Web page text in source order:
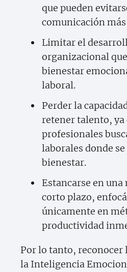
que pueden
comunicación
Limitar el
organizacional
bienestar
laboral.
Perder la
retener talento, ya
profesionales
laborales donde
bienestar.
Estancarse en
corto plazo,
únicamente en
productividad
Por lo tanto, reconocer
la Inteligencia